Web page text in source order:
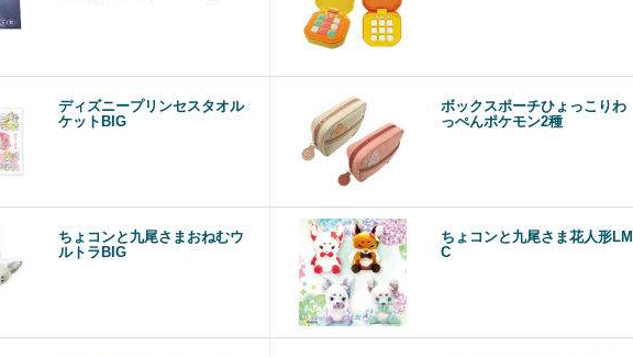
ディズニープリンセスタオル
ケットBIG
ボックスポーチひょっこりわ
っぺんポケモン2種
ちょコンと九尾さまおねむウ
ルトラBIG
ちょコンと九尾さま花人形LM
C